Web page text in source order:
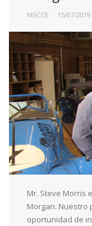
MSCCE 15/07/2019
Mr. Steve Morris
Morgan. Nuestro
oportunidad de